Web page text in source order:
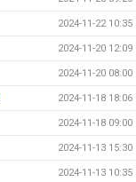
2024-11-22 10:35
2024-11-20 12:09
2024-11-20 08:00
2024-11-18 18:06
2024-11-18 09:00
2024-11-13 15:30
2024-11-13 10:35